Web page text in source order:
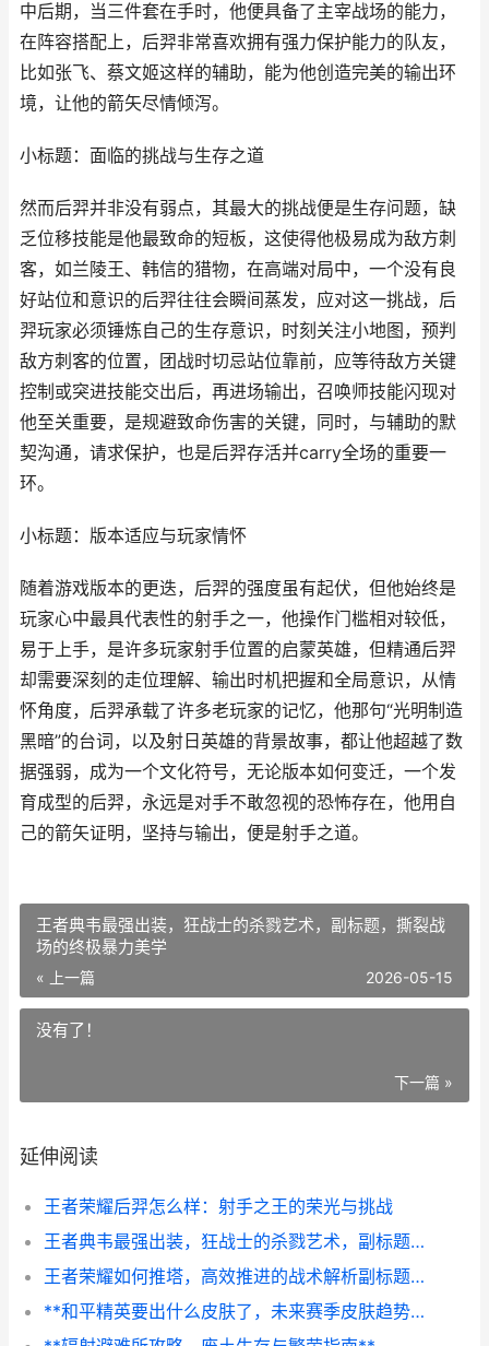
中后期，当三件套在手时，他便具备了主宰战场的能力，
在阵容搭配上，后羿非常喜欢拥有强力保护能力的队友，
比如张飞、蔡文姬这样的辅助，能为他创造完美的输出环
境，让他的箭矢尽情倾泻。
小标题：面临的挑战与生存之道
然而后羿并非没有弱点，其最大的挑战便是生存问题，缺
乏位移技能是他最致命的短板，这使得他极易成为敌方刺
客，如兰陵王、韩信的猎物，在高端对局中，一个没有良
好站位和意识的后羿往往会瞬间蒸发，应对这一挑战，后
羿玩家必须锤炼自己的生存意识，时刻关注小地图，预判
敌方刺客的位置，团战时切忌站位靠前，应等待敌方关键
控制或突进技能交出后，再进场输出，召唤师技能闪现对
他至关重要，是规避致命伤害的关键，同时，与辅助的默
契沟通，请求保护，也是后羿存活并carry全场的重要一
环。
小标题：版本适应与玩家情怀
随着游戏版本的更迭，后羿的强度虽有起伏，但他始终是
玩家心中最具代表性的射手之一，他操作门槛相对较低，
易于上手，是许多玩家射手位置的启蒙英雄，但精通后羿
却需要深刻的走位理解、输出时机把握和全局意识，从情
怀角度，后羿承载了许多老玩家的记忆，他那句“光明制造
黑暗”的台词，以及射日英雄的背景故事，都让他超越了数
据强弱，成为一个文化符号，无论版本如何变迁，一个发
育成型的后羿，永远是对手不敢忽视的恐怖存在，他用自
己的箭矢证明，坚持与输出，便是射手之道。
王者典韦最强出装，狂战士的杀戮艺术，副标题，撕裂战
场的终极暴力美学
« 上一篇 2026-05-15
没有了！
下一篇 »
延伸阅读
王者荣耀后羿怎么样：射手之王的荣光与挑战
王者典韦最强出装，狂战士的杀戮艺术，副标题，撕裂战场的终极暴力美学
王者荣耀如何推塔，高效推进的战术解析副标题，掌握节奏方能决胜峡谷
**和平精英要出什么皮肤了，未来赛季皮肤趋势前瞻**